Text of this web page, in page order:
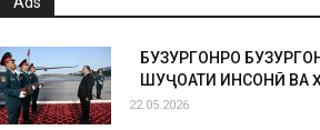
БУЗУРГОНРО
ШУҶОАТИ ИНСОНӢ ВА
22.05.2026